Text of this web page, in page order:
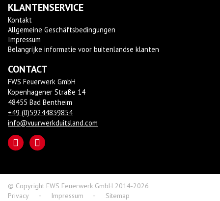
KLANTENSERVICE
Kontakt
Allgemeine Geschäftsbedingungen
Impressum
Belangrijke informatie voor buitenlandse klanten
CONTACT
FWS Feuerwerk GmbH
Kopenhagener Straße 14
48455 Bad Bentheim
+49 (0)59244839854
info@vuurwerkduitsland.com
© Copyright FWS Feuerwerk GmbH 2014-2026
Privacy
Impressum Sitemap